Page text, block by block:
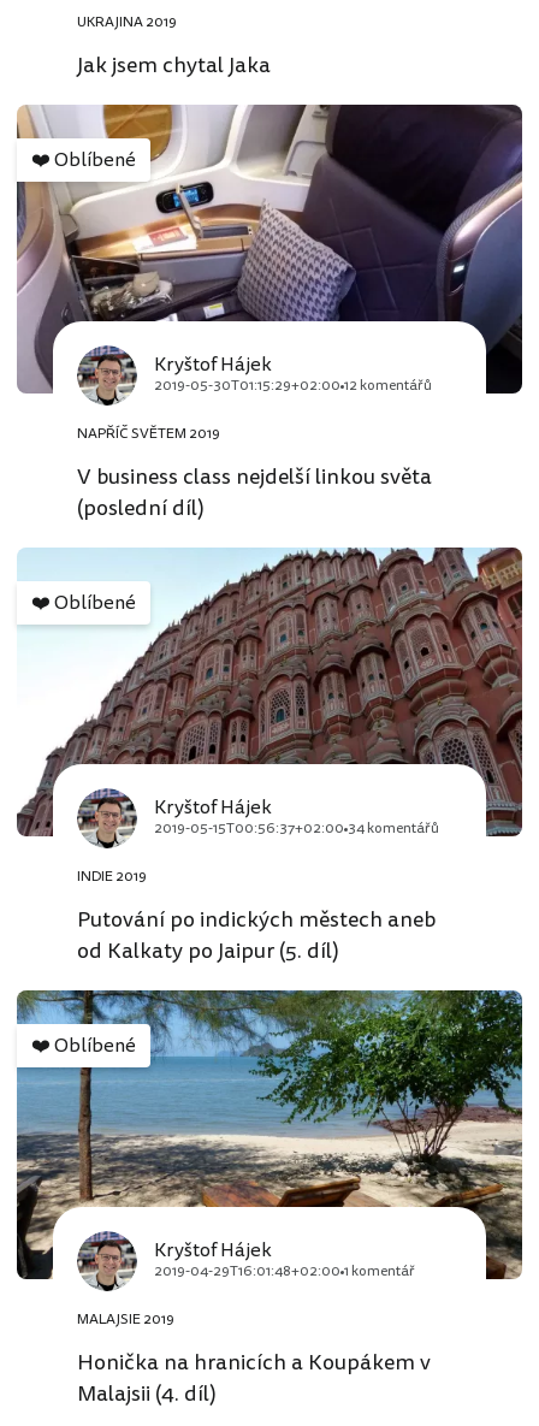
UKRAJINA 2019
Jak jsem chytal Jaka
Kryštof Hájek
2019-05-30T01:15:29+02:00 12 komentářů
NAPŘÍČ SVĚTEM 2019
V business class nejdelší linkou světa
(poslední díl)
❤️Oblíbené
Kryštof Hájek
2019-05-15T00:56:37+02:00 34 komentářů
INDIE 2019
Putování po indických městech aneb
od Kalkaty po Jaipur (5. díl)
❤️Oblíbené
Kryštof Hájek
2019-04-29T16:01:48+02:00 1 komentář
MALAJSIE 2019
Honička na hranicích a Koupákem v
Malajsii (4. díl)
❤️Oblíbené